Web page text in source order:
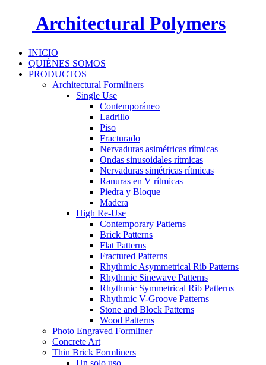
Architectural Polymers
INICIO
QUIÉNES SOMOS
PRODUCTOS
Architectural Formliners
Single Use
Contemporáneo
Ladrillo
Piso
Fracturado
Nervaduras asimétricas rítmicas
Ondas sinusoidales rítmicas
Nervaduras simétricas rítmicas
Ranuras en V rítmicas
Piedra y Bloque
Madera
High Re-Use
Contemporary Patterns
Brick Patterns
Flat Patterns
Fractured Patterns
Rhythmic Asymmetrical Rib Patterns
Rhythmic Sinewave Patterns
Rhythmic Symmetrical Rib Patterns
Rhythmic V-Groove Patterns
Stone and Block Patterns
Wood Patterns
Photo Engraved Formliner
Concrete Art
Thin Brick Formliners
Un solo uso